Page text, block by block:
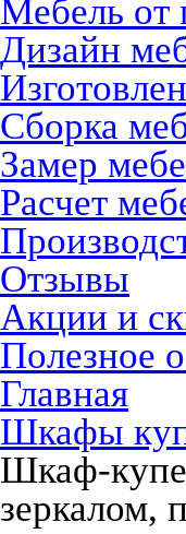
Мебель от
Дизайн
Сборка
Замер
Расчет
Отзывы
Акции и
Полезное
Главная
Шкафы
Шкаф-купе
зеркалом,